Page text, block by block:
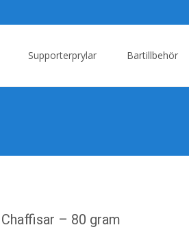
Supporterprylar Bartillbehör
Chaffisar – 80 gram